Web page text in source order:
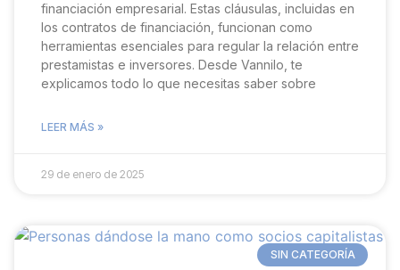
financiación empresarial. Estas cláusulas, incluidas en
los contratos de financiación, funcionan como
herramientas esenciales para regular la relación entre
prestamistas e inversores. Desde Vannilo, te
explicamos todo lo que necesitas saber sobre
LEER MÁS »
29 de enero de 2025
SIN CATEGORÍA